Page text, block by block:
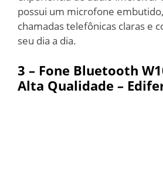
possui um microfone
chamadas telefônicas claras e
seu dia a dia.
3 – Fone Bluetooth
Alta Qualidade –